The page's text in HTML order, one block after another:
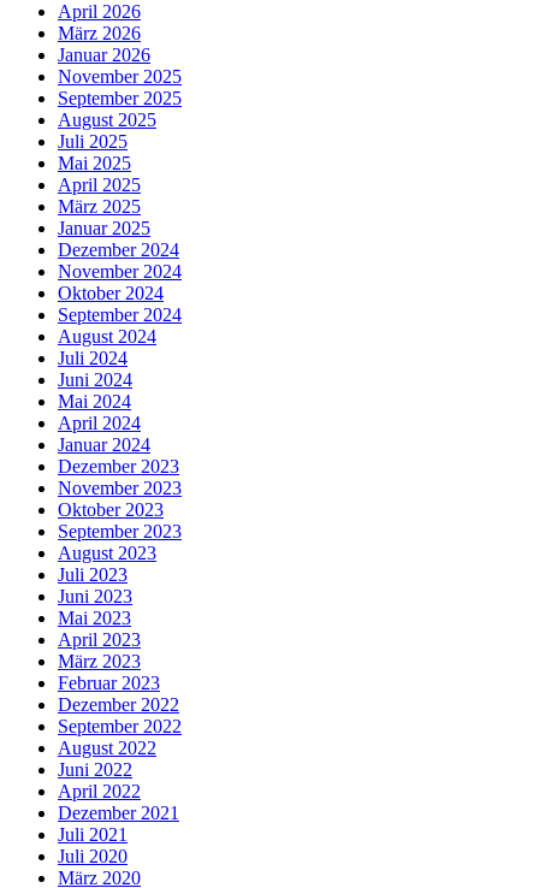
April 2026
März 2026
Januar 2026
November 2025
September 2025
August 2025
Juli 2025
Mai 2025
April 2025
März 2025
Januar 2025
Dezember 2024
November 2024
Oktober 2024
September 2024
August 2024
Juli 2024
Juni 2024
Mai 2024
April 2024
Januar 2024
Dezember 2023
November 2023
Oktober 2023
September 2023
August 2023
Juli 2023
Juni 2023
Mai 2023
April 2023
März 2023
Februar 2023
Dezember 2022
September 2022
August 2022
Juni 2022
April 2022
Dezember 2021
Juli 2021
Juli 2020
März 2020